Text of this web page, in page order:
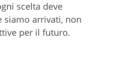
scelta deve
siamo arrivati, non
per il futuro.